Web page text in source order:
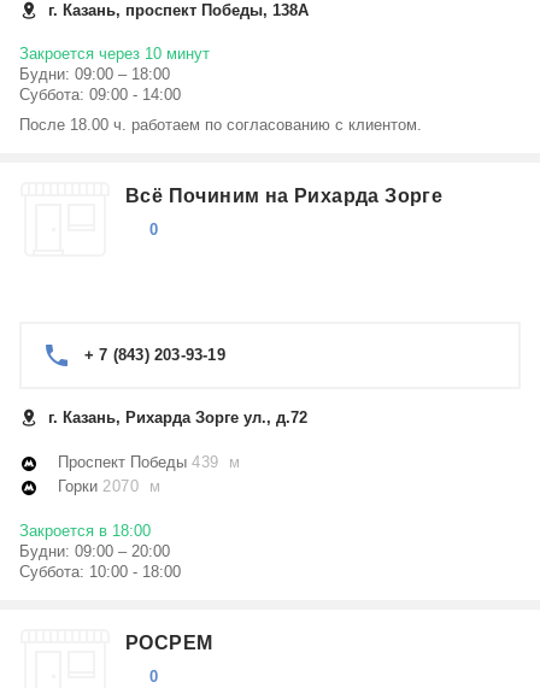
г. Казань, проспект Победы, 138А
Закроется через 10 минут
Будни: 09:00 – 18:00
Суббота: 09:00 - 14:00
После 18.00 ч. работаем по согласованию с клиентом.
Всё Починим на Рихарда Зорге
0
+ 7 (843) 203-93-19
г. Казань, Рихарда Зорге ул., д.72
Проспект Победы 439 м
Горки 2070 м
Закроется в 18:00
Будни: 09:00 – 20:00
Суббота: 10:00 - 18:00
РОСРЕМ
0